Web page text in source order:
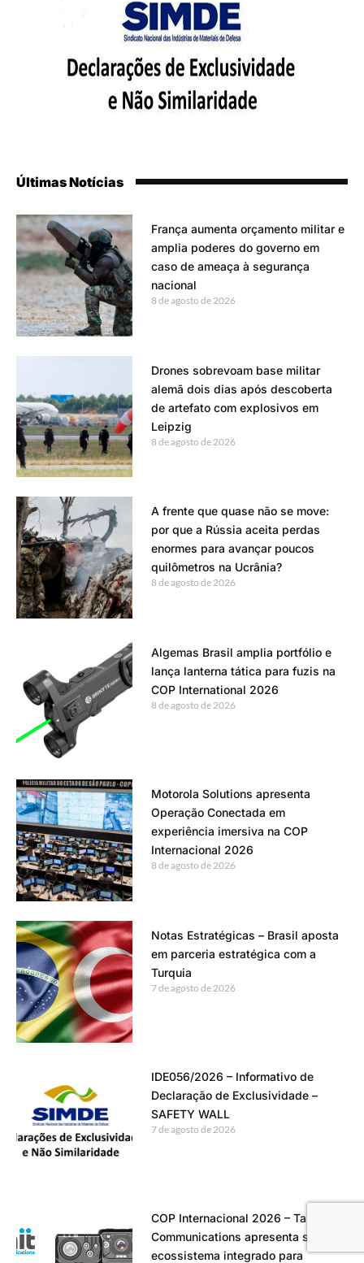
Últimas Notícias
França aumenta orçamento militar e
amplia poderes do governo em
caso de ameaça à segurança
nacional
8 de agosto de 2026
Drones sobrevoam base militar
alemã dois dias após descoberta
de artefato com explosivos em
Leipzig
8 de agosto de 2026
A frente que quase não se move:
por que a Rússia aceita perdas
enormes para avançar poucos
quilômetros na Ucrânia?
8 de agosto de 2026
Algemas Brasil amplia portfólio e
lança lanterna tática para fuzis na
COP International 2026
8 de agosto de 2026
Motorola Solutions apresenta
Operação Conectada em
experiência imersiva na COP
Internacional 2026
8 de agosto de 2026
Notas Estratégicas – Brasil aposta
em parceria estratégica com a
Turquia
7 de agosto de 2026
IDE056/2026 – Informativo de
Declaração de Exclusividade –
SAFETY WALL
7 de agosto de 2026
COP Internacional 2026 – Tait
Communications apresenta seu
ecossistema integrado para